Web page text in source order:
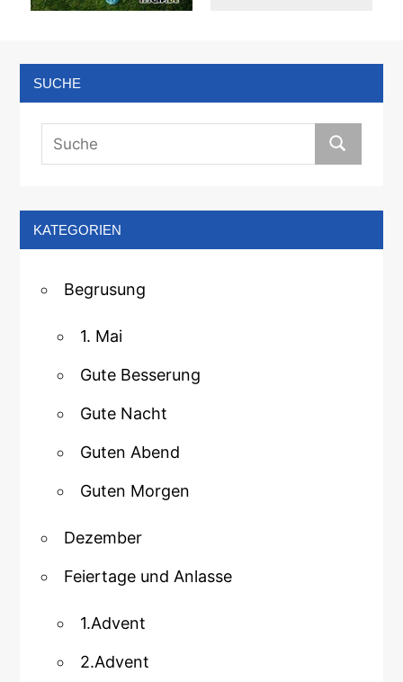
SUCHE
KATEGORIEN
Begrusung
1. Mai
Gute Besserung
Gute Nacht
Guten Abend
Guten Morgen
Dezember
Feiertage und Anlasse
1.Advent
2.Advent